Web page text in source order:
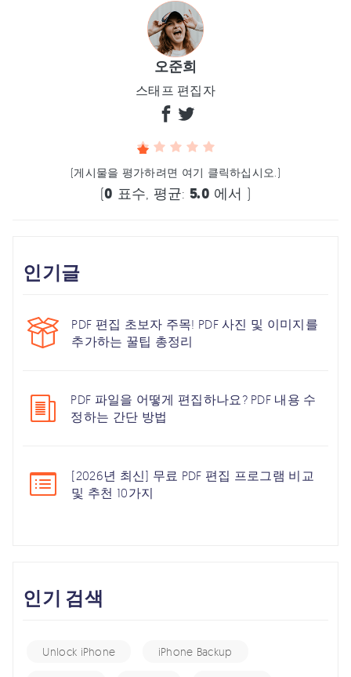
오준희
스태프 편집자
(게시물을 평가하려면 여기 클릭하십시오.)
(0 표수, 평균: 5.0 에서 )
인기글
PDF 편집 초보자 주목! PDF 사진 및 이미지를
추가하는 꿀팁 총정리
PDF 파일을 어떻게 편집하나요? PDF 내용 수
정하는 간단 방법
[2026년 최신] 무료 PDF 편집 프로그램 비교
및 추천 10가지
인기 검색
Unlock iPhone iPhone Backup